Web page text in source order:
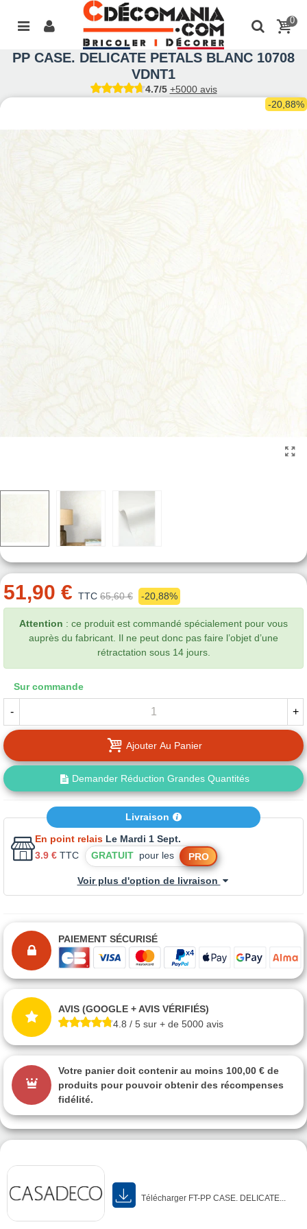
0
PP CASE. DELICATE PETALS BLANC 10708
VDNT1
4.7/5 +5000 avis
-20,88%
Télécharger FT-PP CASE. DELICATE...
51,90 € TTC 65,60 € -20,88%
Attention : ce produit est commandé spécialement pour vous
auprès du fabricant. Il ne peut donc pas faire l’objet d’une
rétractation sous 14 jours.
Sur commande
- +
Ajouter Au Panier
Demander Réduction Grandes Quantités
Livraison
En point relais Le Mardi 1 Sept.
3.9 € TTC GRATUIT pour les PRO
Voir plus d'option de livraison
PAIEMENT SÉCURISÉ
AVIS (GOOGLE + AVIS VÉRIFIÉS)
4.8 / 5 sur + de 5000 avis
Votre panier doit contenir au moins 100,00 € de
produits pour pouvoir obtenir des récompenses
fidélité.